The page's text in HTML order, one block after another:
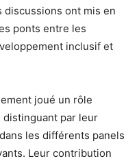
ont mis en
ponts entre les
inclusif et
joué un rôle
par leur
les différents panels
Leur contribution